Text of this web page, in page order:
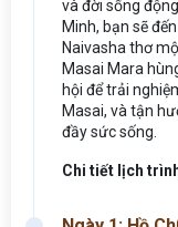
và đời sống
Minh, bạn sẽ
Naivasha thơ
Masai Mara
hội để trải
Masai, và tận
đầy sức sống.
Chi tiết lịch